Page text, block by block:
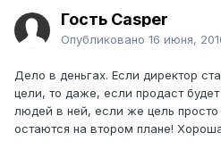
Гость Casper
Опубликовано 16 июня,
Дело в деньгах. Если директор
цели, то даже, если продаст
людей в ней, если же цель просто
остаются на втором плане!